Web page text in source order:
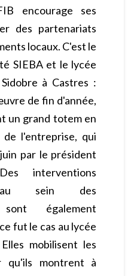
encourage ses
des partenariats
locaux. C'est le
SIEBA et le lycée
à Castres :
de fin d'année,
un grand totem en
l'entreprise, qui
par le président
interventions
au sein des
sont également
fut le cas au lycée
mobilisent les
qu'ils montrent à